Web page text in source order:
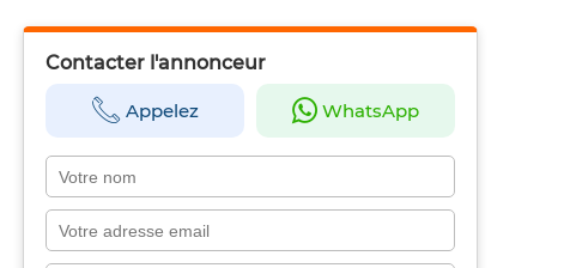
Contacter l'annonceur
Appelez WhatsApp